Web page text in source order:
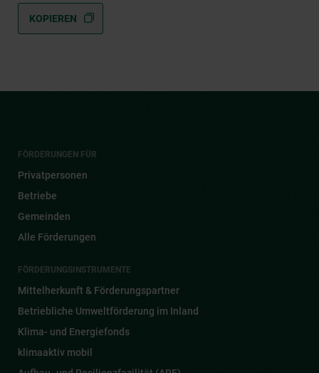
KOPIEREN
FÖRDERUNGEN FÜR
Privatpersonen
Betriebe
Gemeinden
Alle Förderungen
FÖRDERUNGSINSTRUMENTE
Mittelherkunft & Förderungspartner
Betriebliche Umweltförderung im Inland
Klima- und Energiefonds
klimaaktiv mobil